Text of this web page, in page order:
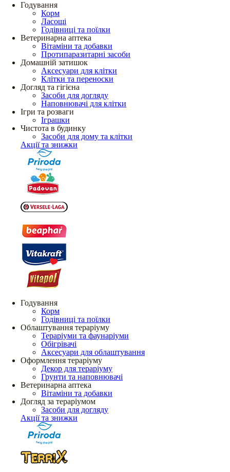
Годування
Корм
Ласощі
Годівниці та поїлки
Ветеринарна аптека
Вітаміни та добавки
Протипаразитарні засоби
Домашній затишок
Аксесуари для клітки
Клітки та переноски
Догляд та гігієна
Засоби для догляду
Наповнювачі для клітки
Ігри та розваги
Іграшки
Чистота в будинку
Засоби для дому та клітки
Акції та знижки
Годування
Корм
Годівниці та поїлки
Облаштування тераріуму
Тераріуми та фаунаріуми
Обігрівачі
Аксесуари для облаштування
Оформлення тераріуму
Декор для тераріуму
Грунти та наповнювачі
Ветеринарна аптека
Вітаміни та добавки
Догляд за тераріумом
Засоби для догляду
Акції та знижки